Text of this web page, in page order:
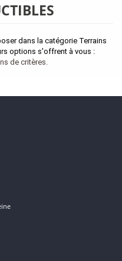
dans la catégorie Terrains
options s'offrent à vous :
de critères.